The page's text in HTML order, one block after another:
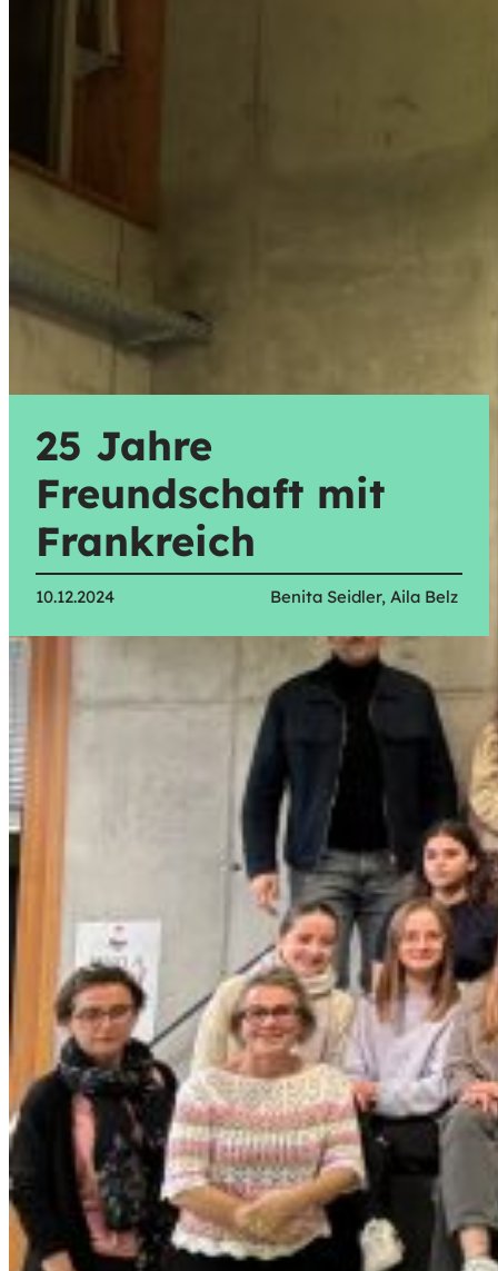
25 Jahre
Freundschaft mit
Frankreich
10.12.2024 Benita Seidler, Aila Belz